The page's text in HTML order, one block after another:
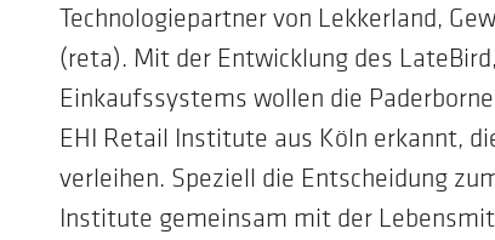
Technologiepartner von Lekkerland,
(reta). Mit der Entwicklung des
Einkaufssystems wollen die
EHI Retail Institute aus Köln erkannt,
verleihen. Speziell die Entscheidung
Institute gemeinsam mit der